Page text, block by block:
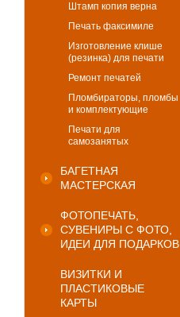
Штамп копия верна
Печать факсимиле
Изготовление клише
(резинка) для печати
Ремонт печатей
Пломбираторы, пломбы
и комплектующие
Печати для
самозанятых
БАГЕТНАЯ
МАСТЕРСКАЯ
ФОТОПЕЧАТЬ,
СУВЕНИРЫ С ФОТО,
ИДЕИ ДЛЯ ПОДАРКОВ
ВИЗИТКИ И
ПЛАСТИКОВЫЕ
КАРТЫ